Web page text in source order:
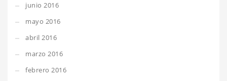
junio 2016
mayo 2016
abril 2016
marzo 2016
febrero 2016